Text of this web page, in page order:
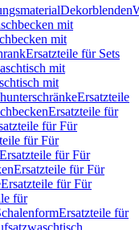
Dekorblenden
mit
mit
Ersatzteile für Sets
mit
mit
Ersatzteile
Ersatzteile für
für Für
für Für
Ersatzteile für Für
Ersatzteile für Für
Ersatzteile für Für
für
Ersatzteile für